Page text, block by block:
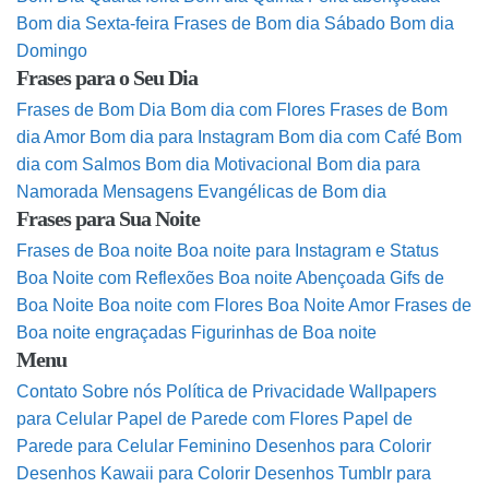
Bom dia Sexta-feira Frases de Bom dia Sábado Bom dia
Domingo
Frases para o Seu Dia
Frases de Bom Dia Bom dia com Flores Frases de Bom
dia Amor Bom dia para Instagram Bom dia com Café Bom
dia com Salmos Bom dia Motivacional
Bom dia para
Namorada Mensagens Evangélicas de Bom dia
Frases para Sua Noite
Frases de Boa noite Boa noite para Instagram e Status
Boa Noite com Reflexões Boa noite Abençoada Gifs de
Boa Noite Boa noite com Flores Boa Noite Amor Frases de
Boa noite engraçadas Figurinhas de Boa noite
Menu
Contato Sobre nós Política de Privacidade Wallpapers
para Celular Papel de Parede com Flores Papel de
Parede para Celular Feminino Desenhos para Colorir
Desenhos Kawaii para Colorir Desenhos Tumblr para